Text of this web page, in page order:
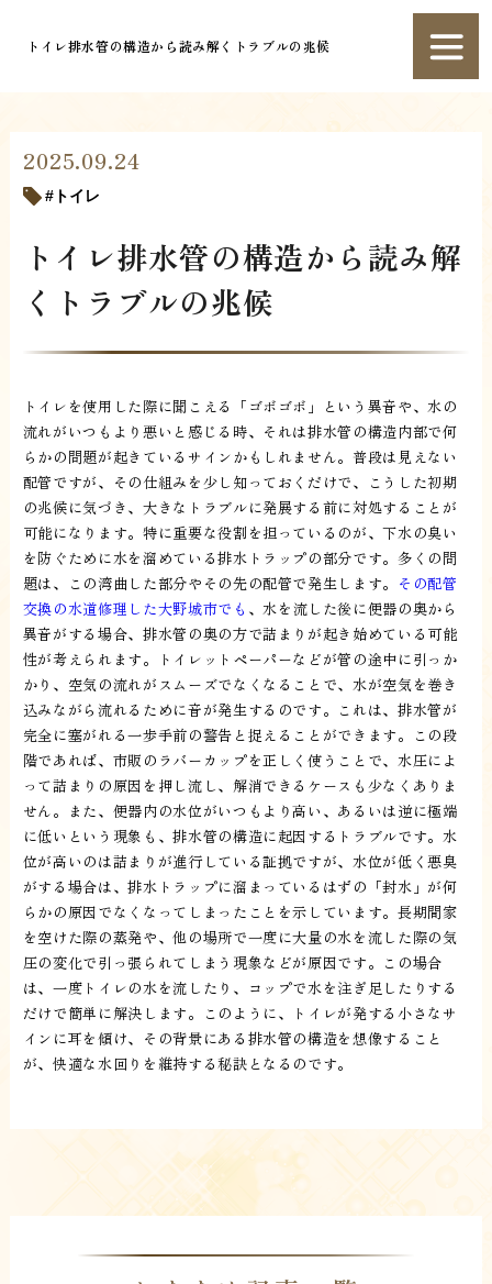
トイレ排水管の構造から読み解くトラブルの兆候
2025.09.24
トイレ
トイレ排水管の構造から読み解
くトラブルの兆候
トイレを使用した際に聞こえる「ゴボゴボ」という異音や、水の
流れがいつもより悪いと感じる時、それは排水管の構造内部で何
らかの問題が起きているサインかもしれません。普段は見えない
配管ですが、その仕組みを少し知っておくだけで、こうした初期
の兆候に気づき、大きなトラブルに発展する前に対処することが
可能になります。特に重要な役割を担っているのが、下水の臭い
を防ぐために水を溜めている排水トラップの部分です。多くの問
題は、この湾曲した部分やその先の配管で発生します。 その配管
交換の水道修理した大野城市でも 、水を流した後に便器の奥から
異音がする場合、排水管の奥の方で詰まりが起き始めている可能
性が考えられます。トイレットペーパーなどが管の途中に引っか
かり、空気の流れがスムーズでなくなることで、水が空気を巻き
込みながら流れるために音が発生するのです。これは、排水管が
完全に塞がれる一歩手前の警告と捉えることができます。この段
階であれば、市販のラバーカップを正しく使うことで、水圧によ
って詰まりの原因を押し流し、解消できるケースも少なくありま
せん。また、便器内の水位がいつもより高い、あるいは逆に極端
に低いという現象も、排水管の構造に起因するトラブルです。水
位が高いのは詰まりが進行している証拠ですが、水位が低く悪臭
がする場合は、排水トラップに溜まっているはずの「封水」が何
らかの原因でなくなってしまったことを示しています。長期間家
を空けた際の蒸発や、他の場所で一度に大量の水を流した際の気
圧の変化で引っ張られてしまう現象などが原因です。この場合
は、一度トイレの水を流したり、コップで水を注ぎ足したりする
だけで簡単に解決します。このように、トイレが発する小さなサ
インに耳を傾け、その背景にある排水管の構造を想像すること
が、快適な水回りを維持する秘訣となるのです。